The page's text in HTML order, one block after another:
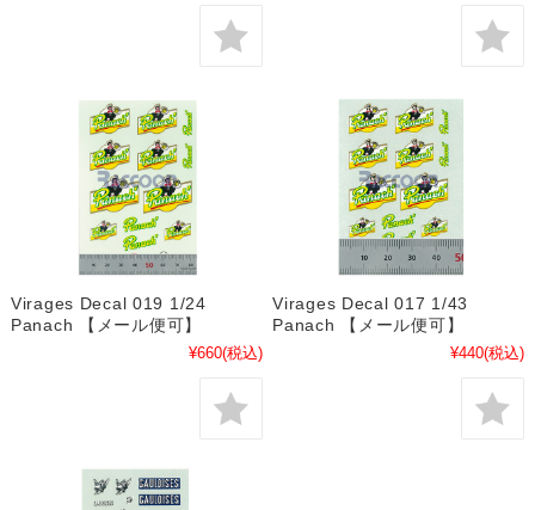
Virages Decal 019 1/24
Panach 【メール便可】
¥660(税込)
Virages Decal 017 1/43
Panach 【メール便可】
¥440(税込)